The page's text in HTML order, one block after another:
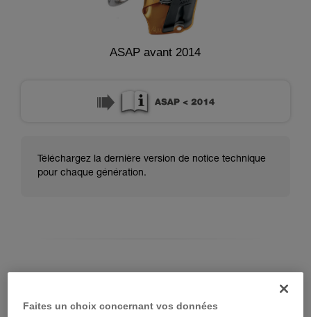
ASAP avant 2014
Téléchargez la dernière version de notice technique
pour chaque génération.
Faites un choix concernant vos données